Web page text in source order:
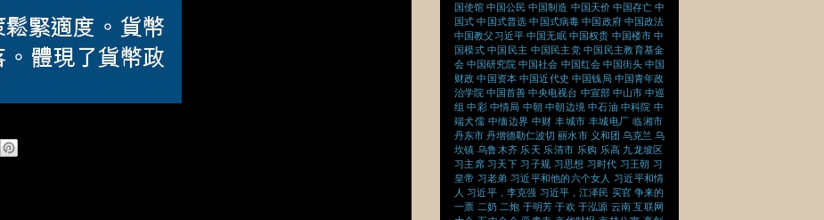
国使馆 中国公民 中国制造 中国天价 中国存亡 中
国式 中国式普选 中国式病毒 中国政府 中国政法
中国教父习近平 中国无眠 中国权贵 中国楼市 中
国模式 中国民主 中国民主党 中国民主教育基金
会 中国研究院 中国社会 中国红会 中国街头 中国
财政 中国资本 中国近代史 中国钱局 中国青年政
治学院 中国首善 中央电视台 中宣部 中山市 中巡
组 中彩 中情局 中朝 中朝边境 中石油 中科院 中
端犬儒 中缅边界 中财 丰城市 丰城电厂 临湘市
丹东市 丹增德勒仁波切 丽水市 义和团 乌克兰 乌
坎镇 乌鲁木齐 乐天 乐清市 乐购 乐高 九龙坡区
习主席 习天下 习子规 习思想 习时代 习王朝 习
皇帝 习老弟 习近平和他的六个女人 习近平和情
人 习近平，李克强 习近平，江泽民 买官 争来的
一票 二奶 二炮 于明芳 于欢 于泓源 云南 互联网